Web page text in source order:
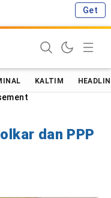
Get
Terkini!
KALTIM
dan PPP